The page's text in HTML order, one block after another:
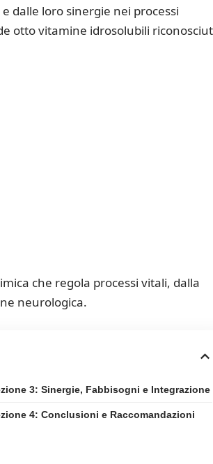
dalle loro sinergie nei processi
otto vitamine idrosolubili
che regola processi vitali, dalla
neurologica.
3: Sinergie, Fabbisogni e Integrazione
4: Conclusioni e Raccomandazioni